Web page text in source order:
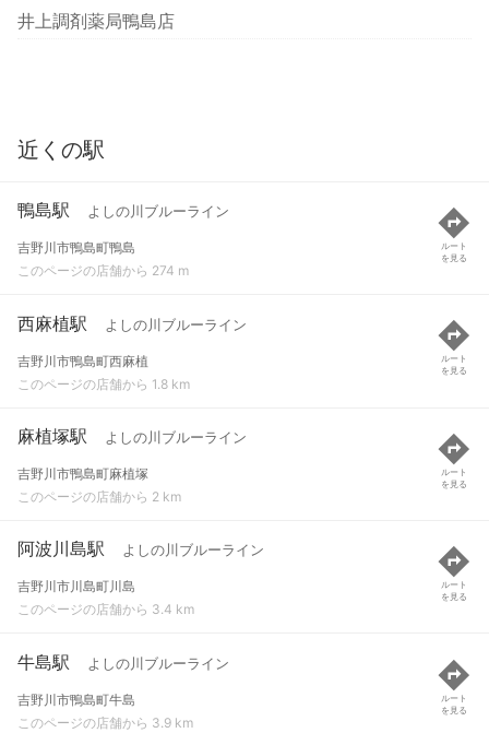
井上調剤薬局鴨島店
近くの駅
鴨島駅 よしの川ブルーライン
吉野川市鴨島町鴨島
このページの店舗から 274 m
ルート
を見る
西麻植駅 よしの川ブルーライン
吉野川市鴨島町西麻植
このページの店舗から 1.8 km
ルート
を見る
麻植塚駅 よしの川ブルーライン
吉野川市鴨島町麻植塚
このページの店舗から 2 km
ルート
を見る
阿波川島駅 よしの川ブルーライン
吉野川市川島町川島
このページの店舗から 3.4 km
ルート
を見る
牛島駅 よしの川ブルーライン
吉野川市鴨島町牛島
このページの店舗から 3.9 km
ルート
を見る